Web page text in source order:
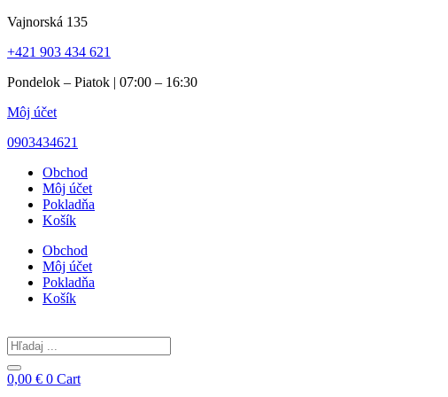
Preskočiť
obsah
Vajnorská 135
+421 903 434 621
Pondelok – Piatok | 07:00 – 16:30
Môj účet
0903434621
Obchod
Môj účet
Pokladňa
Košík
Obchod
Môj účet
Pokladňa
Košík
Search
...
0,00 € 0 Cart